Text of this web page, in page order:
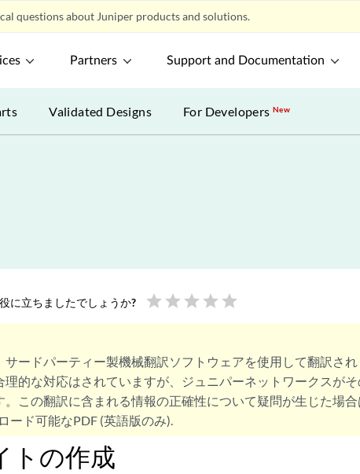
questions about Juniper products and solutions.
Partners Support and Documentation
Validated Designs For DevelopersNew
に立ちましたでしょうか? star star star star star
サードパーティー製機械翻訳ソフトウェアを使用して翻訳さ
理的な対応はされていますが、ジュニパーネットワークスが
。この翻訳に含まれる情報の正確性について疑問が生じた場合
ード可能なPDF (英語版のみ).
トの作成